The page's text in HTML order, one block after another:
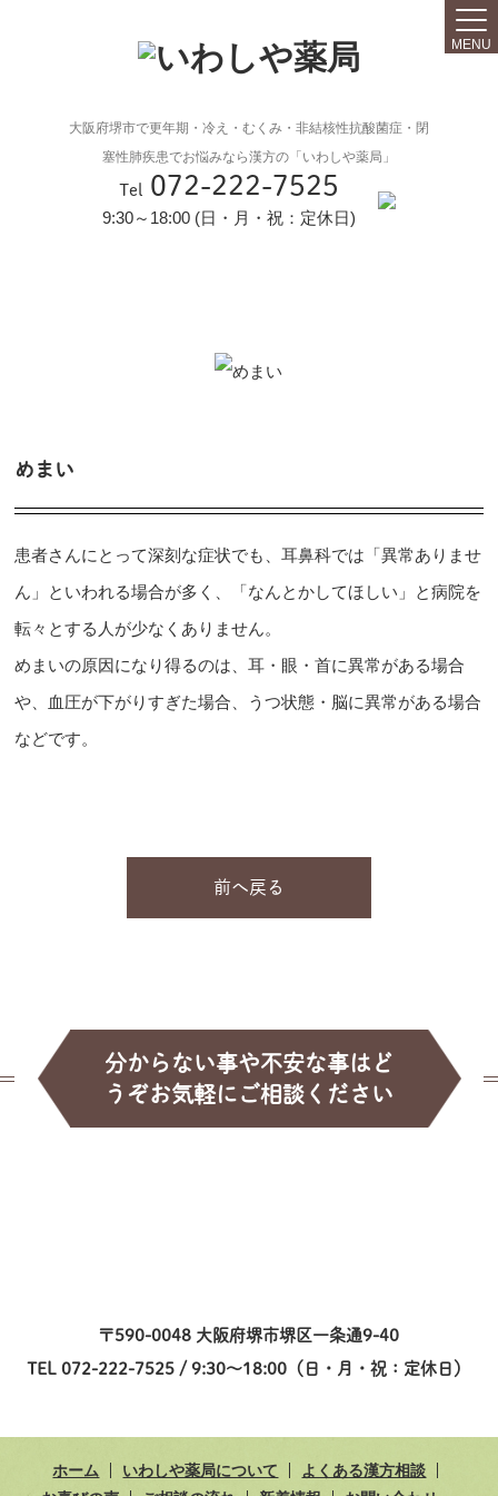
大阪府堺市で更年期・冷え・むくみ・非結核性抗酸菌症・閉
塞性肺疾患でお悩みなら漢方の「いわしや薬局」
Tel 072-222-7525
9:30～18:00 (日・月・祝：定休日)
MENU
めまい
患者さんにとって深刻な症状でも、耳鼻科では「異常ありませ
ん」といわれる場合が多く、「なんとかしてほしい」と病院を
転々とする人が少なくありません。
めまいの原因になり得るのは、耳・眼・首に異常がある場合
や、血圧が下がりすぎた場合、うつ状態・脳に異常がある場合
などです。
前へ戻る
分からない事や不安な事はど
うぞお気軽にご相談ください
〒590-0048 大阪府堺市堺区一条通9-40
TEL 072-222-7525 / 9:30～18:00（日・月・祝：定休日）
ホーム いわしや薬局について
よくある漢方相談